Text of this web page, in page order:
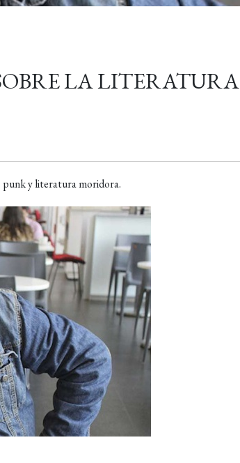
LA LITERATURA
y literatura moridora.